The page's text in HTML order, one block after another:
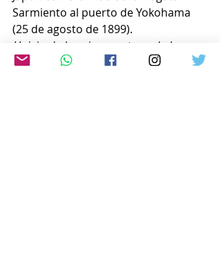
Sarmiento al puerto de Yokohama
(25 de agosto de 1899).
*Inicio de la primera etapa de la
inmigración japonesa a Argentina